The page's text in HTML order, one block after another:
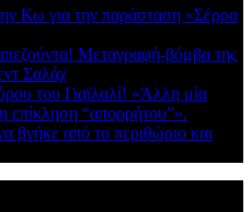
Κω για την παράσταση «Σέρρα
Μεταγραφή-βόμβα της
Σαλάχ
του Γιαϊλαλί! «Άλλη μία
επίκληση “απορρήτου”».
βγήκε από το περιθώριο και